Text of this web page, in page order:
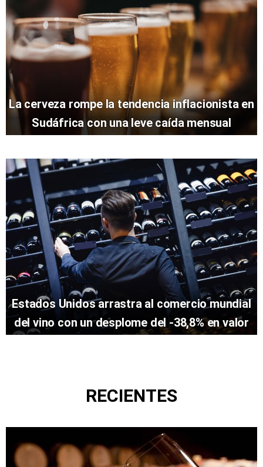
La cerveza rompe la tendencia inflacionista en
Sudáfrica con una leve caída mensual
Estados Unidos arrastra al comercio mundial
del vino con un desplome del -38,8% en valor
RECIENTES